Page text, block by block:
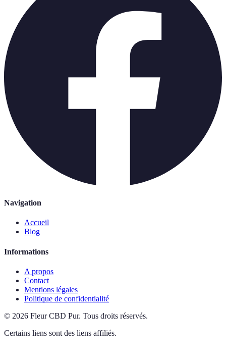
Navigation
Accueil
Blog
Informations
A propos
Contact
Mentions légales
Politique de confidentialité
© 2026 Fleur CBD Pur. Tous droits réservés.
Certains liens sont des liens affiliés.